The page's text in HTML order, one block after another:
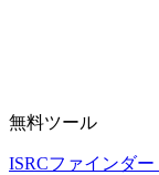
無料ツール
ISRCファインダー